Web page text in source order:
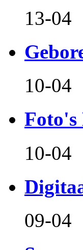
13-04
10-04
10-04
09-04